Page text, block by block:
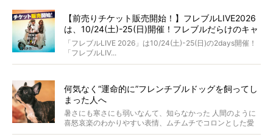
【前売りチケット販売開始！】フレブルLIVE2026
は、10/24(土)-25(日)開催！フレブルだらけのキャ
ンプ・前夜祭・バスプランも新登場!?
「フレブルLIVE 2026」は10/24(土)-25(日)の2days開催！
「フレブルLIV...
何気なく“運命的に”フレンチブルドッグを飼ってし
まった人へ
暑さにも寒さにも弱いなんて、知らなかった 人間のように
喜怒哀楽のわかりやすい表情、ムチムチでコロンとした愛
らし...